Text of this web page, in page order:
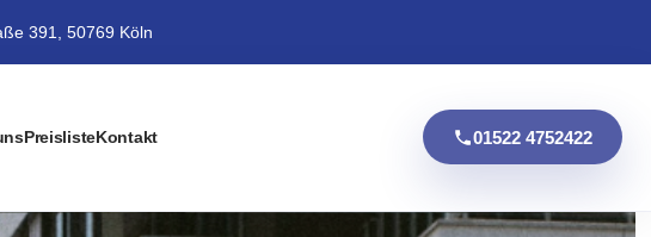
391, 50769 Köln
PreislisteKontakt 01522 4752422